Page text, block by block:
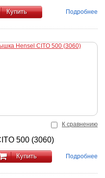
Купить Подробнее
К сравнению
500 (3060)
Купить Подробнее